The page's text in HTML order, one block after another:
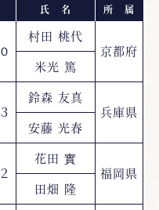
氏 名 所 属
０
村田 桃代
京都府
米光 篤
３
鈴森 友真
兵庫県
安藤 光春
２
花田 實
福岡県
田畑 隆